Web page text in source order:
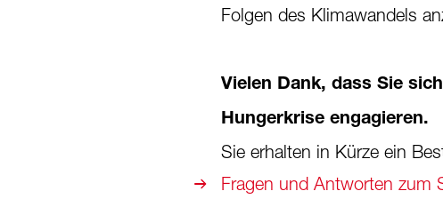
Folgen des Klimawandels
Vielen Dank, dass Sie
Hungerkrise engagieren.
Sie erhalten in Kürze ein
Fragen und Antworten zum